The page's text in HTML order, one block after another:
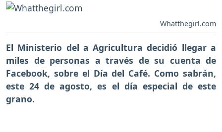
Whatthegirl.com
El Ministerio del a Agricultura decidió llegar a
miles de personas a través de su cuenta de
Facebook, sobre el Día del Café. Como sabrán,
este 24 de agosto, es el día especial de este
grano.